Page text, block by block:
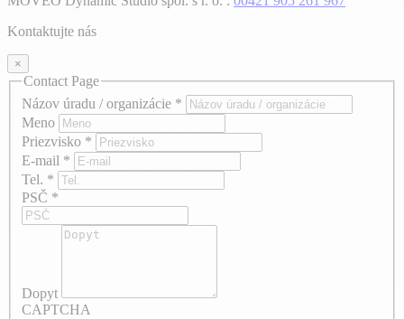
Kontaktujte nás
×
Contact Page
Názov úradu / organizácie *
Meno
Priezvisko *
E-mail *
Tel. *
PSČ *
Dopyt
CAPTCHA